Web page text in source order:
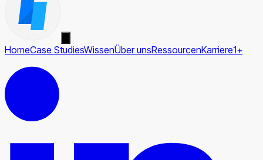
HomeCase StudiesWissenÜber unsRessourcenKarriere1+